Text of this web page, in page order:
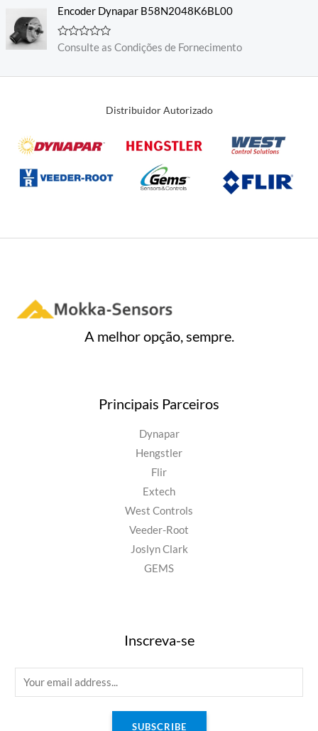
d
5
l
a
ç
ã
d
Encoder Dynapar B58N2048K6BL00
A
l
d
Consulte as Condições de Fornecimento
Distribuidor Autorizado
A melhor opção, sempre.
Principais Parceiros
Dynapar
Hengstler
Flir
Extech
West Controls
Veeder-Root
Joslyn Clark
GEMS
Inscreva-se
m
SUBSCRIBE